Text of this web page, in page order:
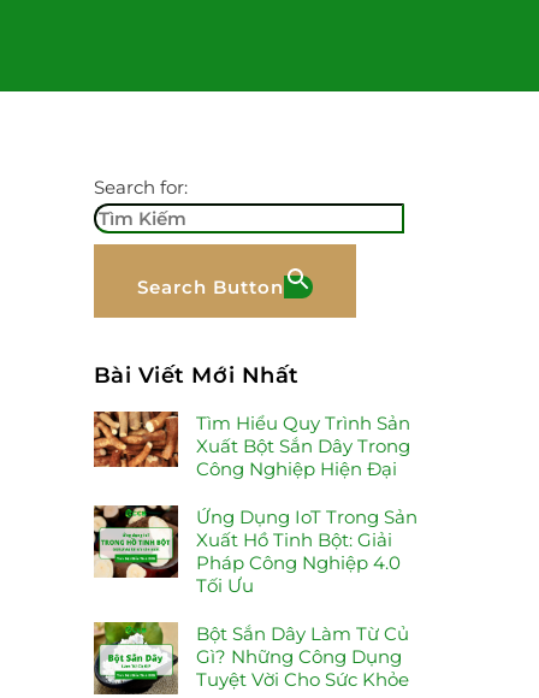
Search for:
Search Button
Bài Viết Mới Nhất
Tìm Hiểu Quy Trình Sản
Xuất Bột Sắn Dây Trong
Công Nghiệp Hiện Đại
Ứng Dụng IoT Trong Sản
Xuất Hồ Tinh Bột: Giải
Pháp Công Nghiệp 4.0
Tối Ưu
Bột Sắn Dây Làm Từ Củ
Gì? Những Công Dụng
Tuyệt Vời Cho Sức Khỏe